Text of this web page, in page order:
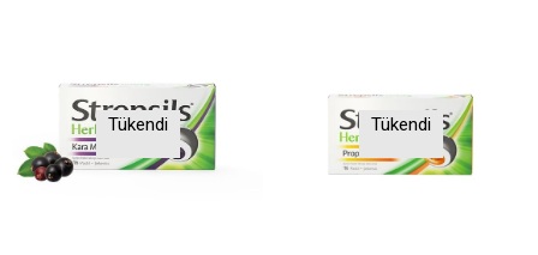
Tükendi Tükendi